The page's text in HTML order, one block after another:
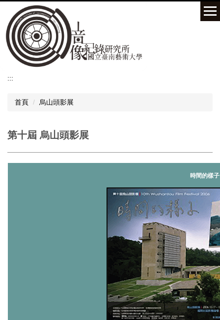
到
主
要
內
:::
首頁 烏山頭影展
第十屆 烏山頭影展
時間的樣子